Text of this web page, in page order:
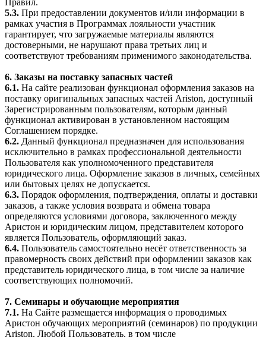
Правил.
5.3. При предоставлении документов и/или информации в
рамках участия в Программах лояльности участник
гарантирует, что загружаемые материалы являются
достоверными, не нарушают права третьих лиц и
соответствуют требованиям применимого законодательства.
6. Заказы на поставку запасных частей
6.1. На сайте реализован функционал оформления заказов на
поставку оригинальных запасных частей Ariston, доступный
Зарегистрированным пользователям, которым данный
функционал активирован в установленном настоящим
Соглашением порядке.
6.2. Данный функционал предназначен для использования
исключительно в рамках профессиональной деятельности
Пользователя как уполномоченного представителя
юридического лица. Оформление заказов в личных, семейных
или бытовых целях не допускается.
6.3. Порядок оформления, подтверждения, оплаты и доставки
заказов, а также условия возврата и обмена товара
определяются условиями договора, заключенного между
Аристон и юридическим лицом, представителем которого
является Пользователь, оформляющий заказ.
6.4. Пользователь самостоятельно несёт ответственность за
правомерность своих действий при оформлении заказов как
представитель юридического лица, в том числе за наличие
соответствующих полномочий.
7. Семинары и обучающие мероприятия
7.1. На Сайте размещается информация о проводимых
Аристон обучающих мероприятий (семинаров) по продукции
Ariston. Любой Пользователь, в том числе